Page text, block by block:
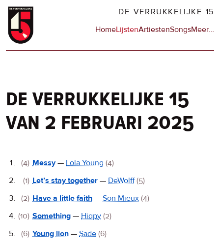
Overslaan
naar
DE VERRUKKELIJKE 15
Hoofdnavigatie
HomeLijstenArtiestenSongsMeerop
…
de verrukkelijke 15
van 2 februari 2025
De
Verrukkelijke
15
(4) Messy— Lola Young (4)
(1) Let’s stay together — DeWolff (5)
(2) Have a little faith — Son Mieux (4)
(10) Something — Hiqpy (2)
(6) Young lion — Sade (6)